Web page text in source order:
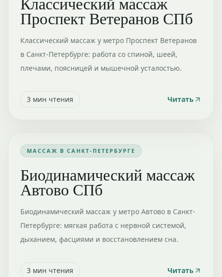
Проспект Ветеранов СПб
Классический массаж у метро Проспект Ветеранов
в Санкт-Петербурге: работа со спиной, шеей,
плечами, поясницей и мышечной усталостью.
3 мин чтения Читать
МАССАЖ В САНКТ-ПЕТЕРБУРГЕ
Биодинамический массаж
Автово СПб
Биодинамический массаж у метро Автово в Санкт-
Петербурге: мягкая работа с нервной системой,
дыханием, фасциями и восстановлением сна.
3 мин чтения Читать